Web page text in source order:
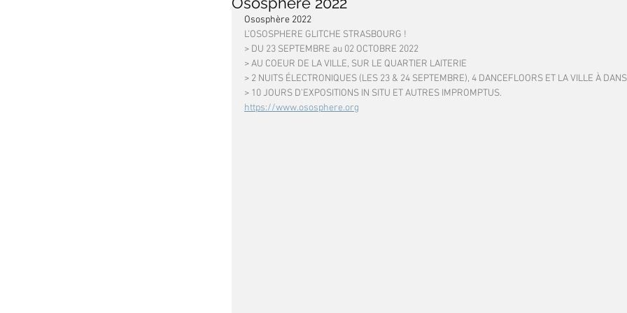
Ososphère 2022
L’OSOSPHERE GLITCHE STRASBOURG !
> DU 23 SEPTEMBRE au 02 OCTOBRE 2022
> AU COEUR DE LA VILLE, SUR LE QUARTIER LAITERIE
> 2 NUITS ÉLECTRONIQUES (LES 23 & 24 SEPTEMBRE), 4 DANCEFLOORS ET LA VILLE À
> 10 JOURS D’EXPOSITIONS IN SITU ET AUTRES IMPROMPTUS.
https://www.ososphere.org